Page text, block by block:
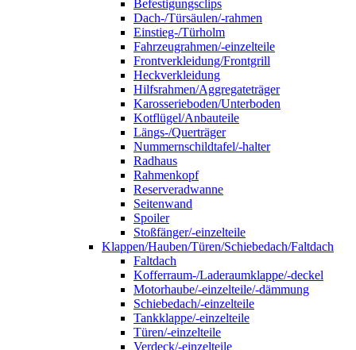
Befestigungsclips
Dach-/Türsäulen/-rahmen
Einstieg-/Türholm
Fahrzeugrahmen/-einzelteile
Frontverkleidung/Frontgrill
Heckverkleidung
Hilfsrahmen/Aggregateträger
Karosserieboden/Unterboden
Kotflügel/Anbauteile
Längs-/Querträger
Nummernschildtafel/-halter
Radhaus
Rahmenkopf
Reserveradwanne
Seitenwand
Spoiler
Stoßfänger/-einzelteile
Klappen/Hauben/Türen/Schiebedach/Faltdach
Faltdach
Kofferraum-/Laderaumklappe/-deckel
Motorhaube/-einzelteile/-dämmung
Schiebedach/-einzelteile
Tankklappe/-einzelteile
Türen/-einzelteile
Verdeck/-einzelteile